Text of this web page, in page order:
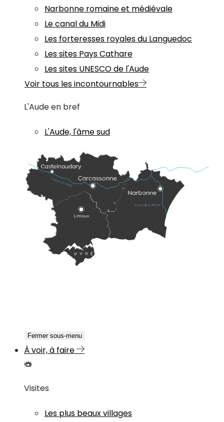
Narbonne romaine et médiévale
Le canal du Midi
Les forteresses royales du Languedoc
Les sites Pays Cathare
Les sites UNESCO de l'Aude
Voir tous les incontournables
L'Aude en bref
L'Aude, l'âme sud
Fermer sous-menu
À voir, à faire
Visites
Les plus beaux villages